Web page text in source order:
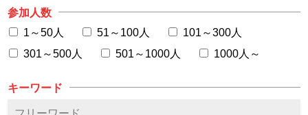
参加人数
1～50人
51～100人
101～300人
301～500人
501～1000人 1000人～
キーワード